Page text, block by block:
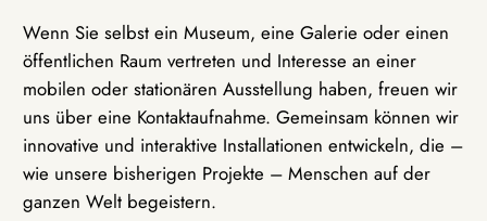
Wenn Sie selbst ein Museum, eine Galerie oder einen
öffentlichen Raum vertreten und Interesse an einer
mobilen oder stationären Ausstellung haben, freuen wir
uns über eine Kontaktaufnahme. Gemeinsam können wir
innovative und interaktive Installationen entwickeln, die –
wie unsere bisherigen Projekte – Menschen auf der
ganzen Welt begeistern.